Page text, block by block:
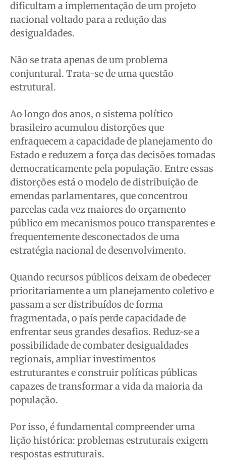
Anuncie
Termos de Uso
Anuncie
Termos de Uso
Anuncie
Termos de Uso
Anuncie
Termos de Uso
dificultam a implementação de um projeto
nacional voltado para a redução das
desigualdades.
Não se trata apenas de um problema
conjuntural. Trata-se de uma questão
estrutural.
Ao longo dos anos, o sistema político
brasileiro acumulou distorções que
enfraquecem a capacidade de planejamento do
Estado e reduzem a força das decisões tomadas
democraticamente pela população. Entre essas
distorções está o modelo de distribuição de
emendas parlamentares, que concentrou
parcelas cada vez maiores do orçamento
público em mecanismos pouco transparentes e
frequentemente desconectados de uma
estratégia nacional de desenvolvimento.
Quando recursos públicos deixam de obedecer
prioritariamente a um planejamento coletivo e
passam a ser distribuídos de forma
fragmentada, o país perde capacidade de
enfrentar seus grandes desafios. Reduz-se a
possibilidade de combater desigualdades
regionais, ampliar investimentos
estruturantes e construir políticas públicas
capazes de transformar a vida da maioria da
população.
Por isso, é fundamental compreender uma
lição histórica: problemas estruturais exigem
respostas estruturais.